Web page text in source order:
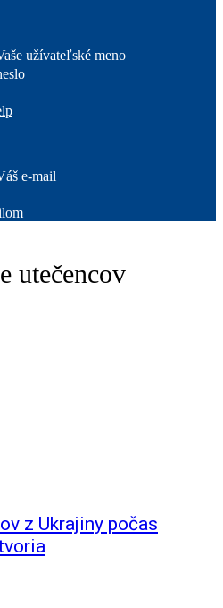
užívateľské meno
e-mail
utečencov
z Ukrajiny počas